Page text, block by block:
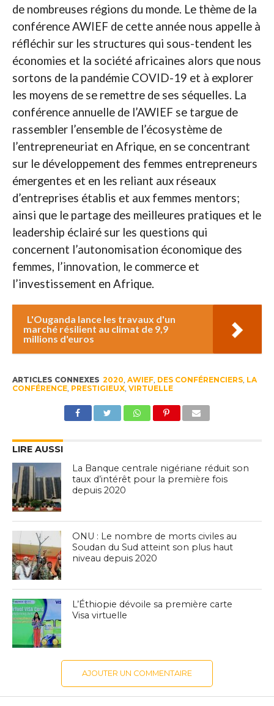
de nombreuses régions du monde. Le thème de la
conférence AWIEF de cette année nous appelle à
réfléchir sur les structures qui sous-tendent les
économies et la société africaines alors que nous
sortons de la pandémie COVID-19 et à explorer
les moyens de se remettre de ses séquelles. La
conférence annuelle de l’AWIEF se targue de
rassembler l’ensemble de l’écosystème de
l’entrepreneuriat en Afrique, en se concentrant
sur le développement des femmes entrepreneurs
émergentes et en les reliant aux réseaux
d’entreprises établis et aux femmes mentors;
ainsi que le partage des meilleures pratiques et le
leadership éclairé sur les questions qui
concernent l’autonomisation économique des
femmes, l’innovation, le commerce et
l’investissement en Afrique.
L'Ouganda lance les travaux d'un
marché résilient au climat de 9,9
millions d'euros
ARTICLES CONNEXES 2020 AWIEF, DES CONFÉRENCIERS, LA
CONFÉRENCE, PRESTIGIEUX, VIRTUELLE
LIRE AUSSI
La Banque centrale nigériane réduit son
taux d’intérêt pour la première fois
depuis 2020
ONU : Le nombre de morts civiles au
Soudan du Sud atteint son plus haut
niveau depuis 2020
L’Éthiopie dévoile sa première carte
Visa virtuelle
AJOUTER UN COMMENTAIRE